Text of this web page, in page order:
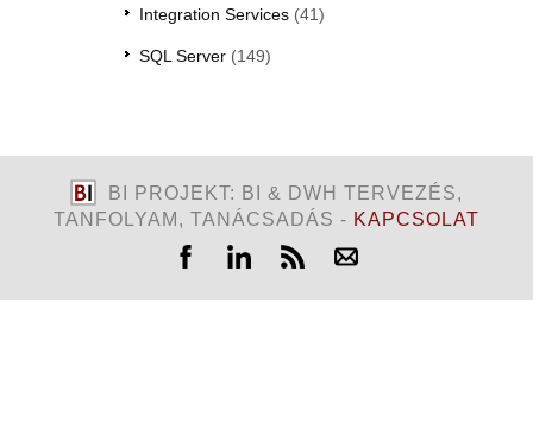
Integration Services(41)
SQL Server(149)
BI PROJEKT: BI & DWH TERVEZÉS,
TANFOLYAM, TANÁCSADÁS - KAPCSOLAT